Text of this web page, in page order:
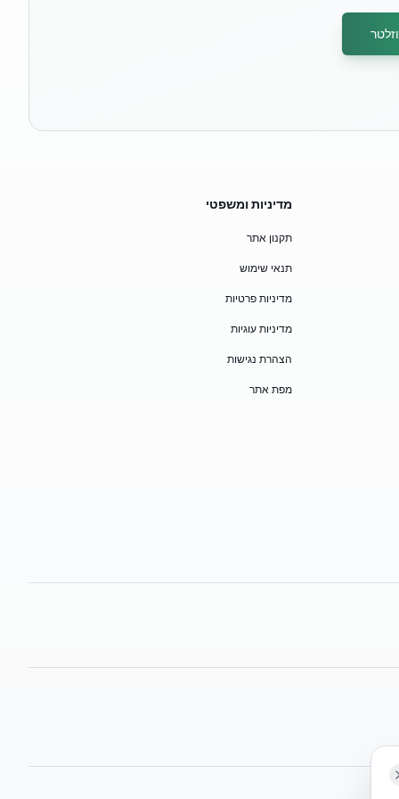
מדיניות ומשפטי
תקנון אתר
תנאי שימוש
מדיניות פרטיות
מדיניות עוגיות
הצהרת נגישות
מפת אתר